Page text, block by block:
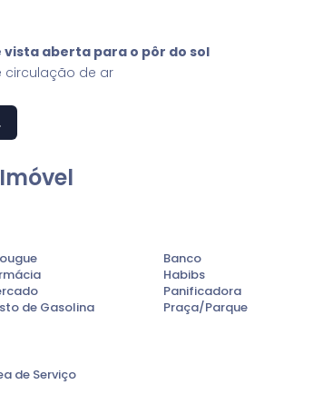
vista aberta para o pôr do sol
circulação de ar
mercados, restaurantes, escolas,
casa.
bairro tranquilo e bem estruturado
escolha para diferentes perfis.
Banco
Habibs
Panificadora
de Gasolina
Praça/Parque
de Serviço